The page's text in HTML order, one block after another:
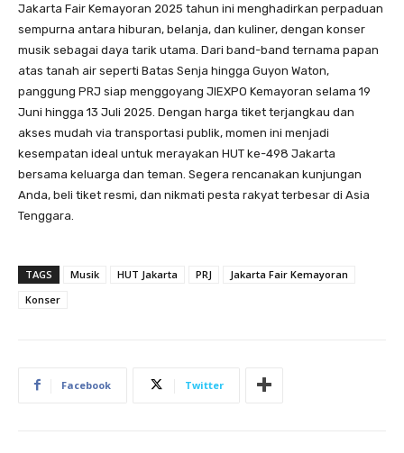
Jakarta Fair Kemayoran 2025 tahun ini menghadirkan perpaduan
sempurna antara hiburan, belanja, dan kuliner, dengan konser
musik sebagai daya tarik utama. Dari band-band ternama papan
atas tanah air seperti Batas Senja hingga Guyon Waton,
panggung PRJ siap menggoyang JIEXPO Kemayoran selama 19
Juni hingga 13 Juli 2025. Dengan harga tiket terjangkau dan
akses mudah via transportasi publik, momen ini menjadi
kesempatan ideal untuk merayakan HUT ke-498 Jakarta
bersama keluarga dan teman. Segera rencanakan kunjungan
Anda, beli tiket resmi, dan nikmati pesta rakyat terbesar di Asia
Tenggara.
TAGS Musik HUT Jakarta PRJ
Jakarta Fair Kemayoran
Konser
Facebook Twitter